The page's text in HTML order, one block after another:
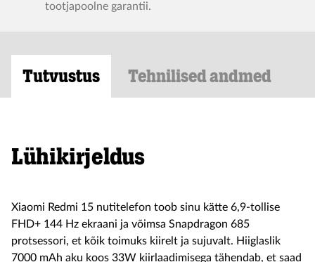
tootjapoolne garantii.
Tutvustus Tehnilised andmed
Lühikirjeldus
Xiaomi Redmi 15 nutitelefon toob sinu kätte 6,9-tollise
FHD+ 144 Hz ekraani ja võimsa Snapdragon 685
protsessori, et kõik toimuks kiirelt ja sujuvalt. Hiiglaslik
7000 mAh aku koos 33W kiirlaadimisega tähendab, et saad